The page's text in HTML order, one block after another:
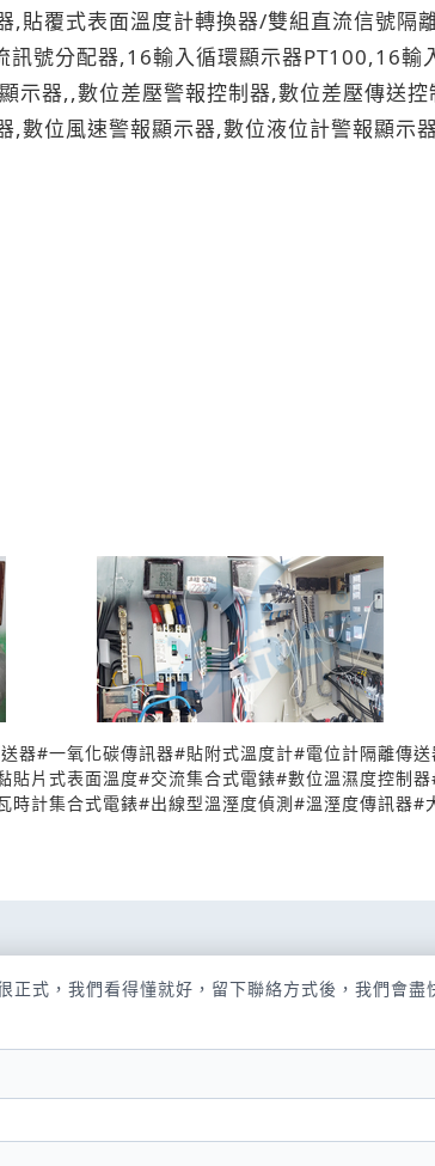
貼覆式表面溫度計轉換器/雙組直流信號
號分配器,16輸入循環顯示器PT100,16
器,,數位差壓警報控制器,數位差壓傳送
位風速警報顯示器,數位液位計警報顯示
器#一氧化碳傳訊器#貼附式溫度計#電位計隔離傳送
貼片式表面溫度#交流集合式電錶#數位溫濕度控制器
時計集合式電錶#出線型溫溼度偵測#溫溼度傳訊器#
正式，我們看得懂就好，留下聯絡方式後，我們會盡